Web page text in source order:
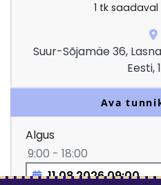
1 tk
Suur-Sõjamäe 36,
Eesti,
Ava
Algus
9:00 - 18:00